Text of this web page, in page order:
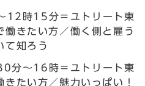
12時15分＝ユトリート東
働きたい方／働く側と雇う
て知ろう
分～16時＝ユトリート東
たい方／魅力いっぱい！